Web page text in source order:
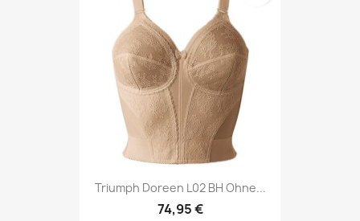
Triumph Doreen L02 BH Ohne...
74,95 €